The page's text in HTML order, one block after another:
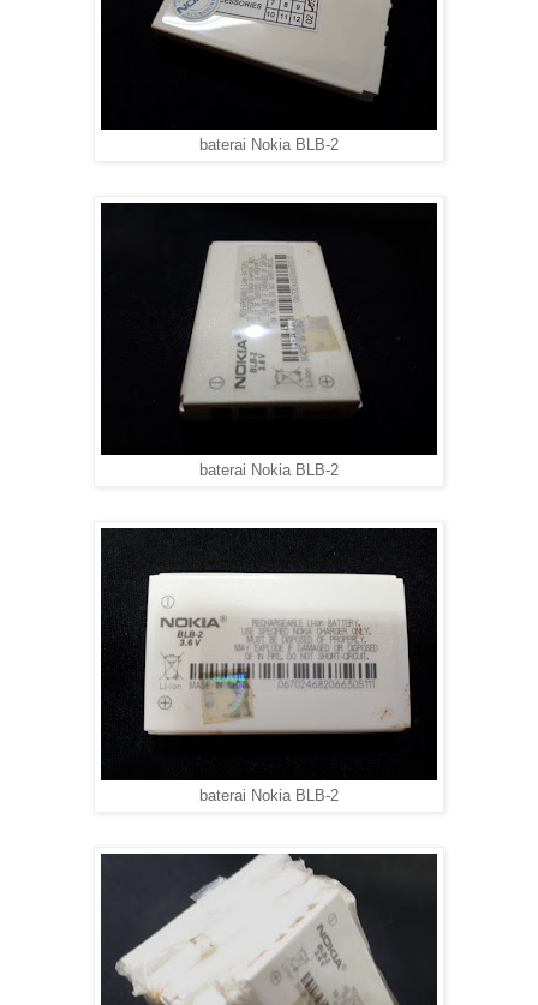
baterai Nokia BLB-2
baterai Nokia BLB-2
baterai Nokia BLB-2